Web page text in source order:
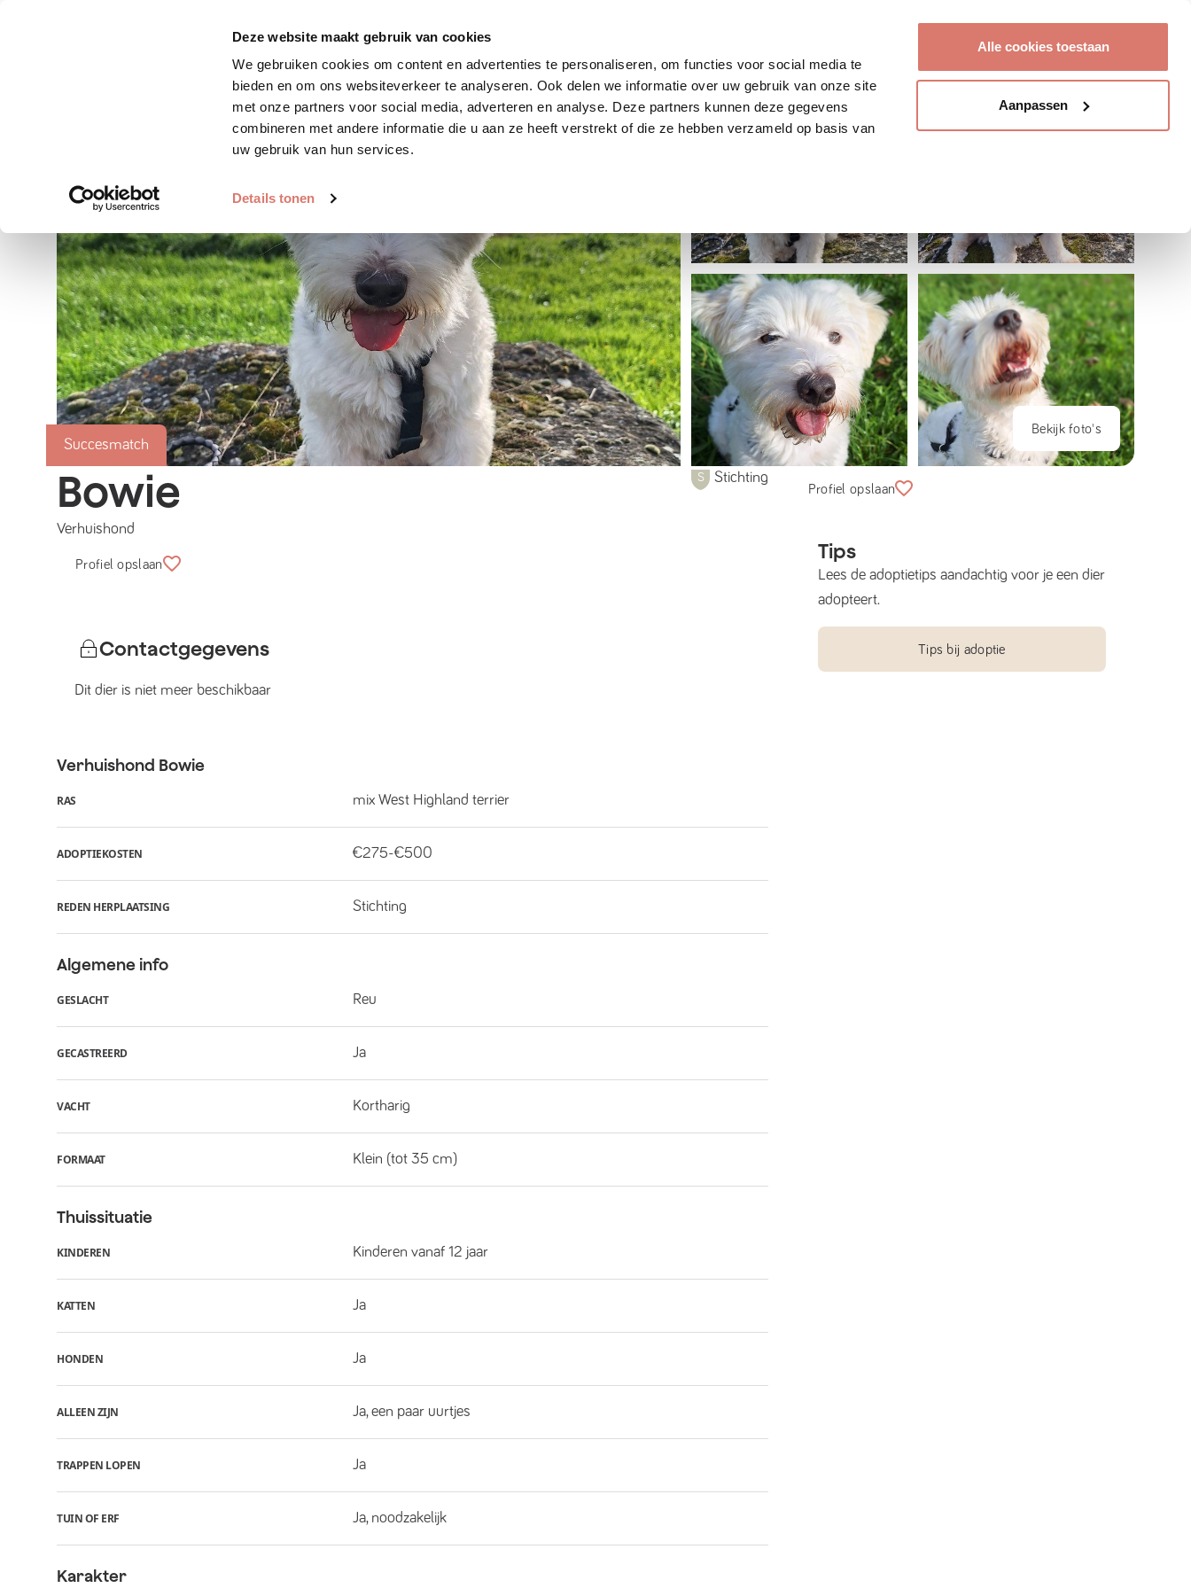
Deze website maakt gebruik van cookies
We gebruiken cookies om content en advertenties te personaliseren, om functies voor social media te
bieden en om ons websiteverkeer te analyseren. Ook delen we informatie over uw gebruik van onze site
met onze partners voor social media, adverteren en analyse. Deze partners kunnen deze gegevens
combineren met andere informatie die u aan ze heeft verstrekt of die ze hebben verzameld op basis van
uw gebruik van hun services.
Details tonen
Alle cookies toestaan
Aanpassen
Zoek huisdier Plaats huisdier Hoe werkt het?
Succesmatch
Bekijk foto's
Bowie
Verhuishond
Stichting
Profiel opslaan
Contactgegevens
Dit dier is niet meer beschikbaar
Verhuishond Bowie
RAS mix West Highland terrier
ADOPTIEKOSTEN €275-€500
REDEN HERPLAATSING Stichting
Algemene info
GESLACHT Reu
GECASTREERD Ja
VACHT Kortharig
FORMAAT Klein (tot 35 cm)
Thuissituatie
KINDEREN Kinderen vanaf 12 jaar
KATTEN Ja
HONDEN Ja
ALLEEN ZIJN Ja, een paar uurtjes
TRAPPEN LOPEN Ja
TUIN OF ERF Ja, noodzakelijk
Karakter
Profiel opslaan
Tips
Lees de adoptietips aandachtig voor je een dier
adopteert.
Tips bij adoptie